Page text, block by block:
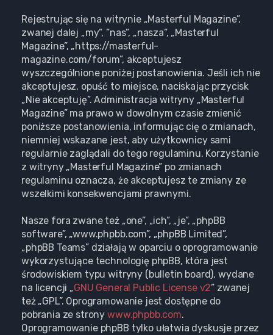
Rejestrując się na witrynie „Masterful Magazine”,
zwanej dalej „my”, ”nas”, „nasza”, „Masterful
Magazine”, „https://masterful-
magazine.com/forum”, akceptujesz
wyszczególnione poniżej postanowienia. Jeśli ich nie
akceptujesz, opuść to miejsce, naciskając przycisk
„Nie akceptuję”. Administracja witryny „Masterful
Magazine” ma prawo w dowolnym czasie zmienić
poniższe postanowienia, informując cię o zmianach,
niemniej wskazane jest, aby użytkownicy sami
regularnie zaglądali do tego regulaminu. Korzystanie
z witryny „Masterful Magazine” po zmianach
regulaminu oznacza, że akceptujesz te zmiany ze
wszelkimi konsekwencjami prawnymi.
Nasze fora zwane też „one”, „ich”, „je”, „phpBB
software”, „www.phpbb.com”, „phpBB Limited”,
„phpBB Teams” działają w oparciu o oprogramowanie
wykorzystujące technologię phpBB, która jest
środowiskiem typu witryny (bulletin board), wydane
na licencji „GNU General Public License v2” zwanej
też „GPL”. Oprogramowanie jest dostępne do
pobrania ze strony www.phpbb.com.
Oprogramowanie phpBB tylko ułatwia dyskusje przez